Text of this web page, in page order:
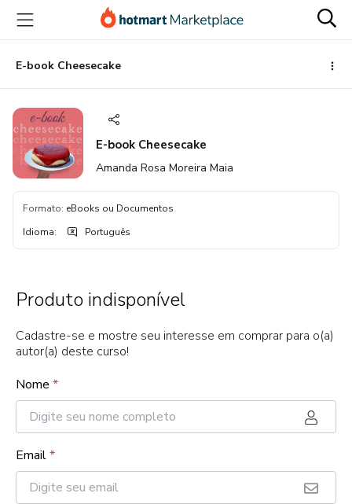
para
conteúdo
principal
para
pagamento
para
rodapé
E-book Cheesecake
E-book Cheesecake
Amanda Rosa Moreira Maia
Formato: eBooks ou Documentos
Idioma: Português
Produto indisponível
Cadastre-se e mostre seu interesse em comprar para o(a)
autor(a) deste curso!
Nome *
Email*